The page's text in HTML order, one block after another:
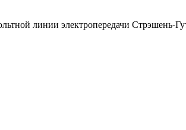
линии электропередачи